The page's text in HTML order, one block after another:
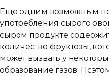
Еще одним возможным
употребления сырого
сыром продукте
количество фруктозы,
может вызвать у
образование газов.